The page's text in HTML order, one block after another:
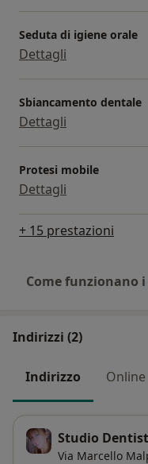
Seduta di igiene orale
Dettagli
Sbiancamento dentale
Dettagli
Protesi mobile
Dettagli
+ 15 prestazioni
Come funzionano i
Indirizzi (2)
Indirizzo Online
Studio
Via Marcello